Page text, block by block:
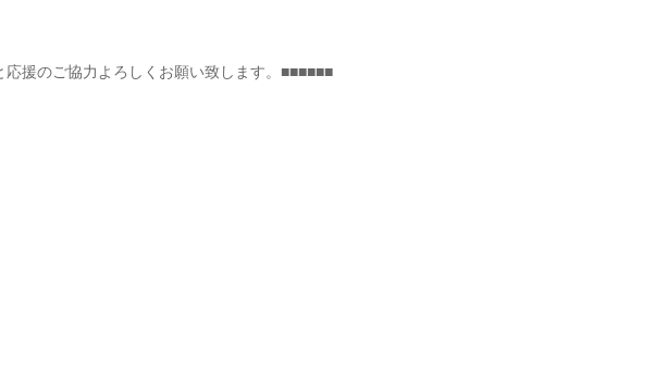
援のご協力よろしくお願い致します。■■■■■■